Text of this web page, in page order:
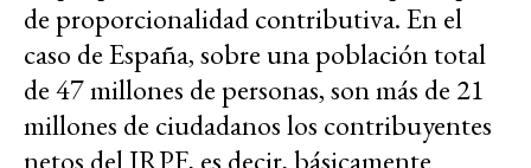
de proporcionalidad contributiva. En el
caso de España, sobre una población total
de 47 millones de personas, son más de 21
millones de ciudadanos los contribuyentes
netos del IRPF, es decir, básicamente